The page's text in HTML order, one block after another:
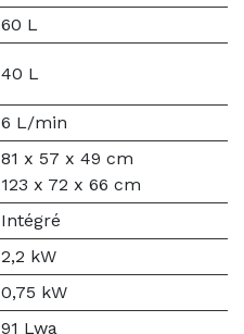
60 L
40 L
6 L/min
81 x 57 x 49 cm
123 x 72 x 66 cm
Intégré
2,2 kW
0,75 kW
91 Lwa